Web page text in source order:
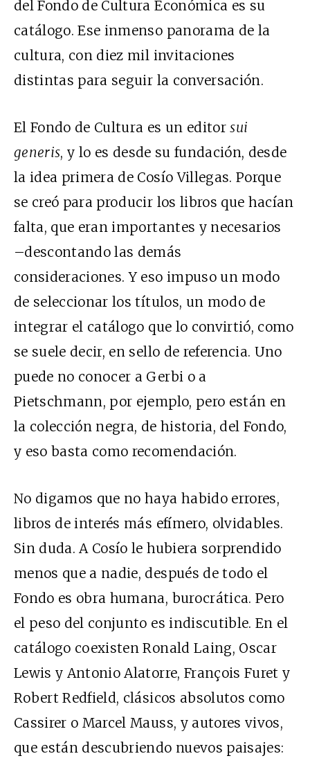
del Fondo de Cultura Económica es su
catálogo. Ese inmenso panorama de la
cultura, con diez mil invitaciones
distintas para seguir la conversación.
El Fondo de Cultura es un editorsui
generis, y lo es desde su fundación, desde
la idea primera de Cosío Villegas. Porque
se creó para producir los libros que hacían
falta, que eran importantes y necesarios
–descontando las demás
consideraciones. Y eso impuso un modo
de seleccionar los títulos, un modo de
integrar el catálogo que lo convirtió, como
se suele decir, en sello de referencia. Uno
puede no conocer a Gerbi o a
Pietschmann, por ejemplo, pero están en
la colección negra, de historia, del Fondo,
y eso basta como recomendación.
No digamos que no haya habido errores,
libros de interés más efímero, olvidables.
Sin duda. A Cosío le hubiera sorprendido
menos que a nadie, después de todo el
Fondo es obra humana, burocrática. Pero
el peso del conjunto es indiscutible. En el
catálogo coexisten Ronald Laing, Oscar
Lewis y Antonio Alatorre, François Furet y
Robert Redfield, clásicos absolutos como
Cassirer o Marcel Mauss, y autores vivos,
que están descubriendo nuevos paisajes: